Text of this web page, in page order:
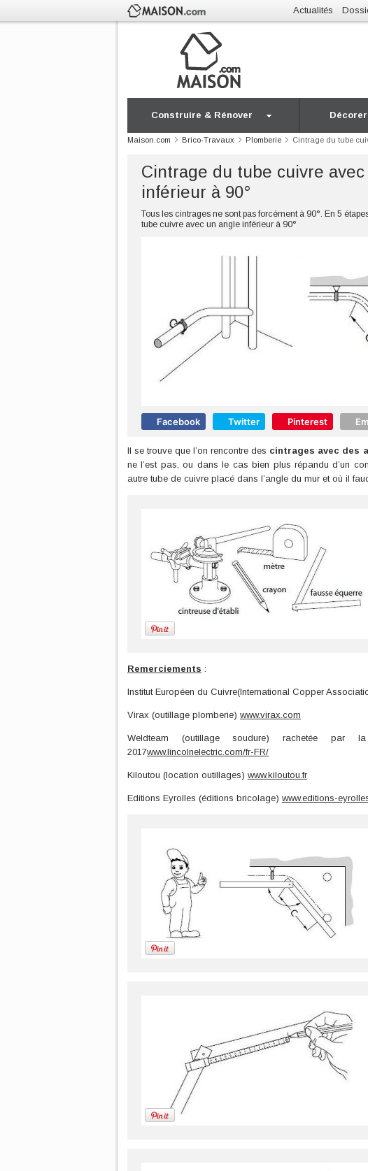
Actualités
Construire & Rénover
Maison.com Brico-Travaux Plomberie Cintrage du tube
Cintrage du tube cuivre
inférieur à 90°
Tous les cintrages ne sont pas forcément à 90°. En 5
tube cuivre avec un angle inférieur à 90°
Facebook Twitter Pinterest
Il se trouve que l’on rencontre des cintrages avec des
ne l’est pas, ou dans le cas bien plus répandu d’un
autre tube de cuivre placé dans l’angle du mur et où il
Remerciements :
Institut Européen du Cuivre(International Copper
Virax (outillage plomberie) www.virax.com
Weldteam (outillage soudure) rachetée par
2017www.lincolnelectric.com/fr-FR/
Kiloutou (location outillages) www.kiloutou.fr
Editions Eyrolles (éditions bricolage) www.editions-